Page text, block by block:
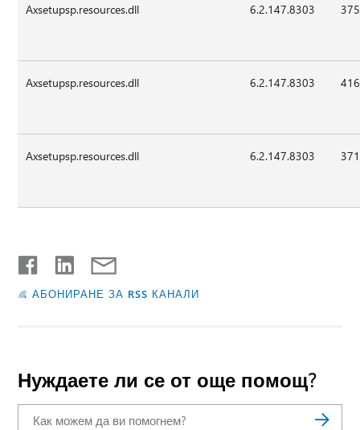
Axsetupsp.resources.dll 6.2.147.8303
Axsetupsp.resources.dll 6.2.147.8303
Axsetupsp.resources.dll 6.2.147.8303
АБОНИРАНЕ ЗА RSS КАНАЛИ
Нуждаете ли се от още помощ?